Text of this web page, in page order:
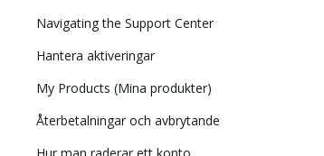
Navigating the Support Center
Hantera aktiveringar
My Products (Mina produkter)
Återbetalningar och avbrytande